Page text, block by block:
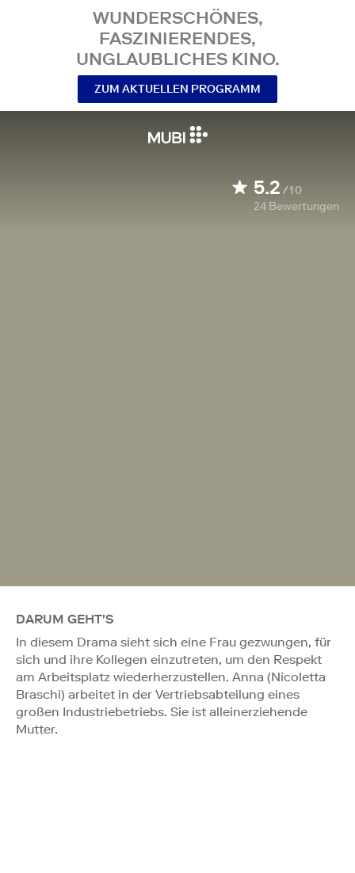
WUNDERSCHÖNES,
FASZINIERENDES,
UNGLAUBLICHES KINO.
ZUM AKTUELLEN PROGRAMM
5.2/10
24 Bewertungen
DARUM GEHT'S
In diesem Drama sieht sich eine Frau gezwungen, für
sich und ihre Kollegen einzutreten, um den Respekt
am Arbeitsplatz wiederherzustellen. Anna (Nicoletta
Braschi) arbeitet in der Vertriebsabteilung eines
großen Industriebetriebs. Sie ist alleinerziehende
Mutter.